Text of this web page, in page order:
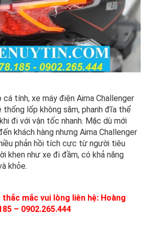
tính, xe máy điện Aima Challenger
lốp không săm, phanh đĩa thể
đi với vận tốc nhanh. Mặc dù mới
khách hàng nhưng Aima Challenger
phản hồi tích cực từ người tiêu
khen như xe đi đầm, có khả năng
khỏe.
mắc vui lòng liên hệ: Hoàng
– 0902.265.444